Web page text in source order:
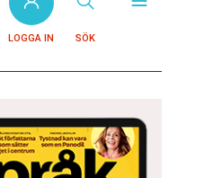
LOGGA IN SÖK